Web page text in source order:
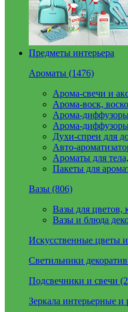
Предметы интерьера
Ароматы (1476)
Арома-свечи и
Арома-воск,
Арома-
Арома-диффузоры
Духи-спреи для
Авто-
Ароматы для
Пакеты для
Вазы (806)
Вазы для цветов,
Вазы и блюда
Искусственные цветы
Светильники
Подсвечники и свечи
Зеркала интерьерные и